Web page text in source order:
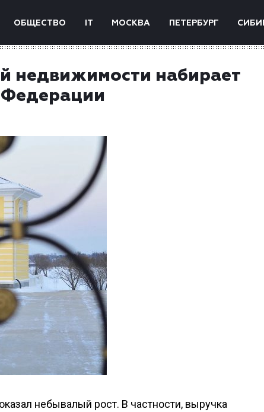
ОБЩЕСТВО IT МОСКВА ПЕТЕРБУРГ
недвижимости набирает
Федерации
небывалый рост. В частности, выручка